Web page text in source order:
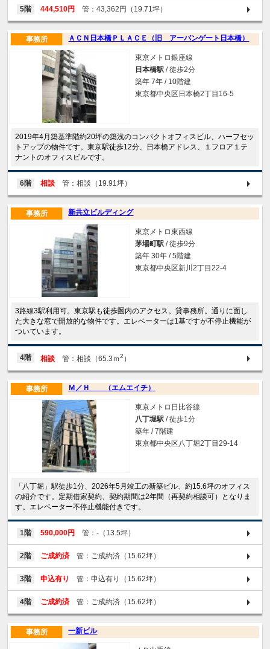
5階 444,510円 管：43,362円（19.71坪）
ＡＣＮ日本橋ＰＬＡＣＥ（旧 アーバンゲート日本橋）
事務所
東京メトロ銀座線
日本橋駅 / 徒歩2分
築年 7年 / 10階建
東京都中央区日本橋2丁目16-5
2019年4月築基準階約20坪の築浅のコンパクトオフィスビル、ハーフセッ
トアップの物件です。東京駅徒歩12分、日本橋アドレス、１フロア１テ
ナントのオフィスビルです。
6階 相談 管：相談（19.91坪）
新共立ビルディング
事務所
東京メトロ東西線
茅場町駅 / 徒歩9分
築年 30年 / 5階建
東京都中央区新川2丁目22-4
3路線3駅利用可。東京駅も徒歩圏内のアクセス。貸事務所。通りに面し
た大きな窓で開放的な物件です。エレベーターは1基ですが不停止機能が
ついています。
4階 相談 管：相談（65.3ｍ2 ）
Ｍ／Ｈ （エムエイチ）
事務所
東京メトロ日比谷線
八丁堀駅 / 徒歩1分
築年 / 7階建
東京都中央区八丁堀2丁目29-14
「八丁堀」駅徒歩1分、2026年5月竣工の新築ビル、約15.6坪のオフィス
の紹介です。定期借家契約、契約期間は2年間（再契約相談可）となりま
す。エレベーター不停止機能付きです。
1階 590,000円 管：-（13.5坪）
2階 ご成約済 管：ご成約済（15.62坪）
3階 申込有り 管：申込有り（15.62坪）
4階 ご成約済 管：ご成約済（15.62坪）
一新ビル
事務所